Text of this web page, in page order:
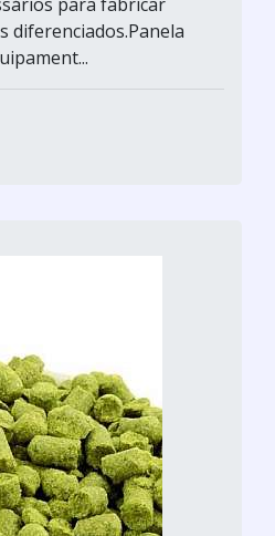
diferenciados.Panela